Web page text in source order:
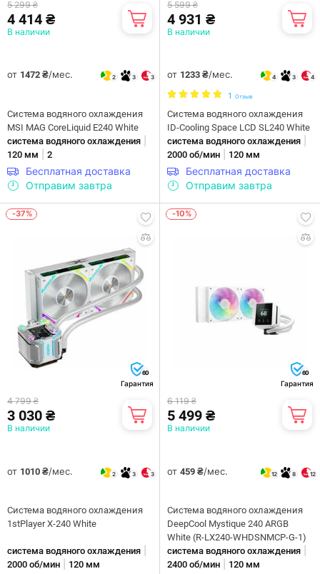
5 299 ₴
4 414 ₴
В наличии
от 1472 ₴/мес. 2 3 3
Система водяного охлаждения
MSI MAG CoreLiquid E240 White
система водяного охлаждения
120 мм 2
Бесплатная доставка
Отправим завтра
5 599 ₴
4 931 ₴
В наличии
от 1233 ₴/мес. 4 3 4
1 Отзыв
Система водяного охлаждения
ID-Cooling Space LCD SL240 White
система водяного охлаждения
2000 об/мин 120 мм
Бесплатная доставка
Отправим завтра
-37%
60
Гарантия
4 799 ₴
3 030 ₴
В наличии
от 1010 ₴/мес. 2 3 3
Система водяного охлаждения
1stPlayer X-240 White
система водяного охлаждения
2000 об/мин 120 мм
-10%
60
Гарантия
6 119 ₴
5 499 ₴
В наличии
от 459 ₴/мес. 12 8 12
Система водяного охлаждения
DeepCool Mystique 240 ARGB
White (R-LX240-WHDSNMCP-G-1)
система водяного охлаждения
2400 об/мин 120 мм